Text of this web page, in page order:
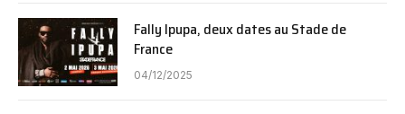
Fally Ipupa, deux dates au Stade de
France
04/12/2025